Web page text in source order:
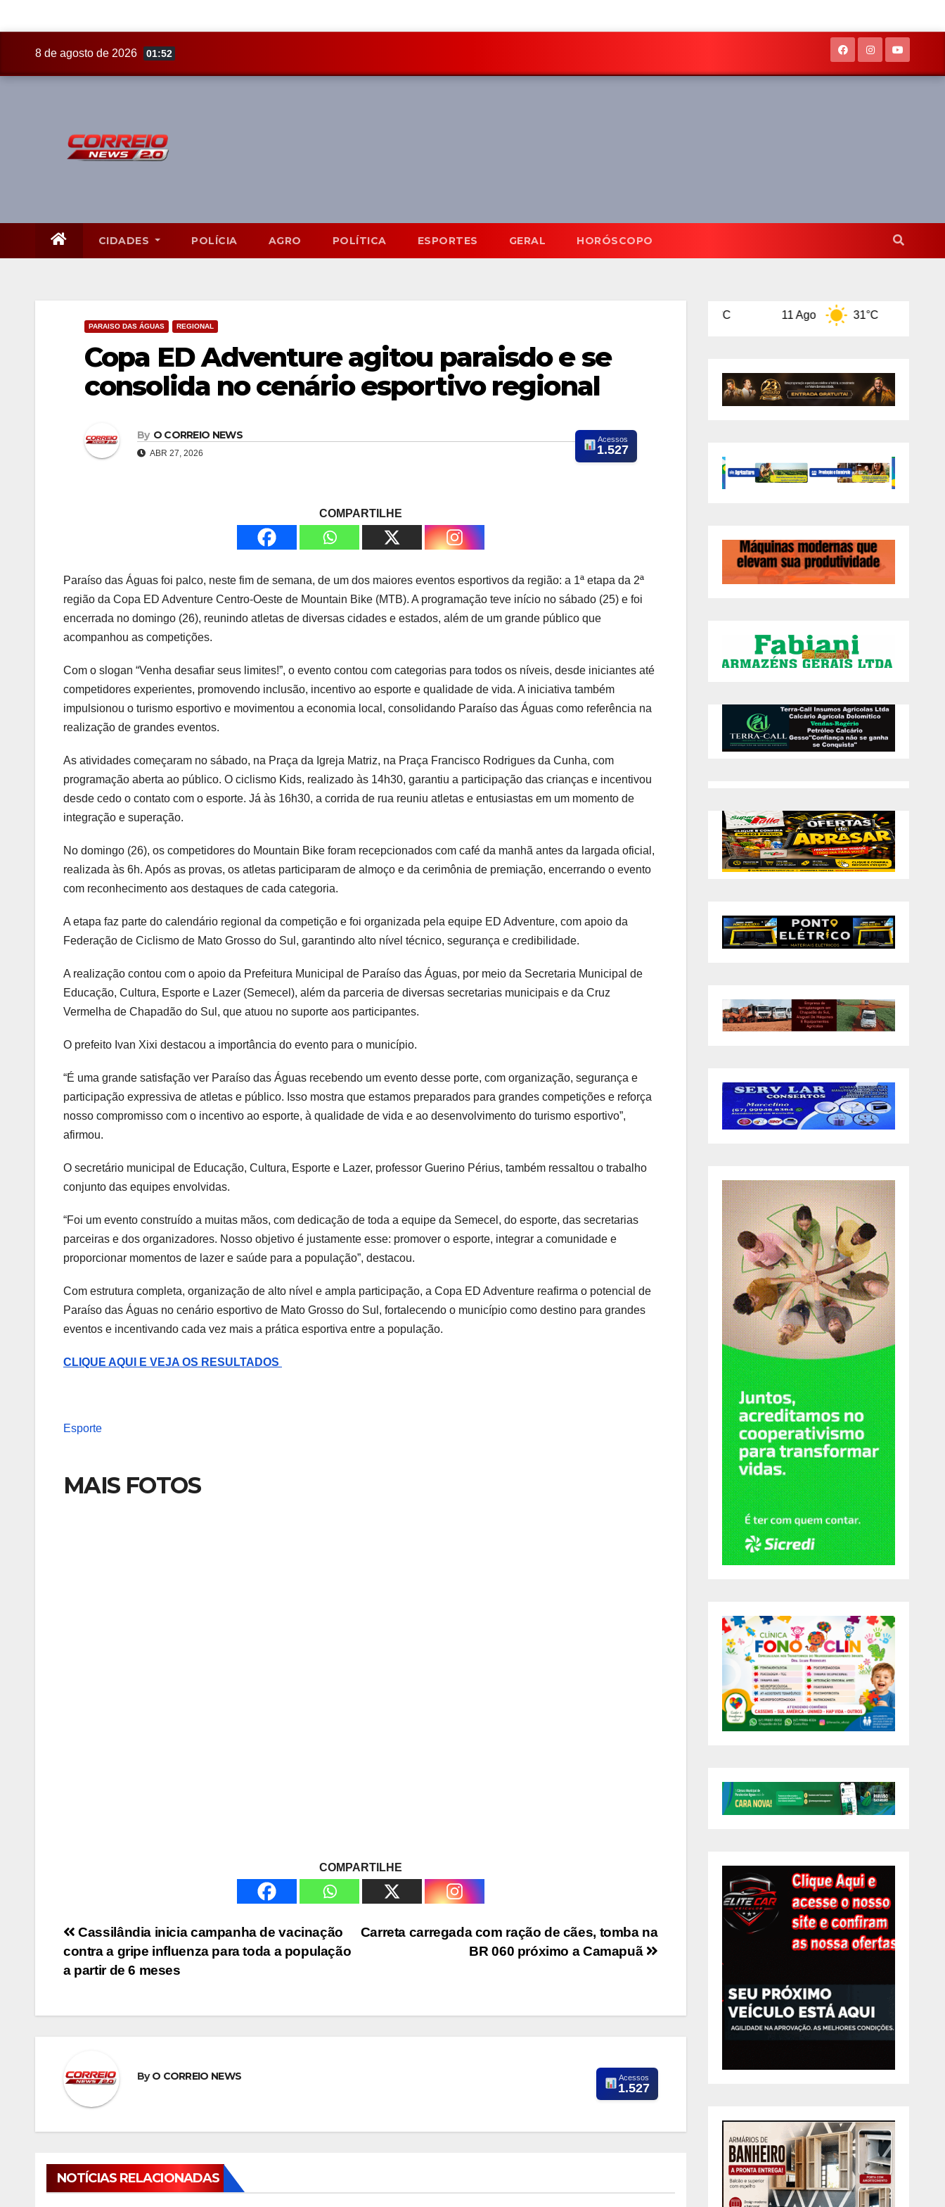
8 de agosto de 2026 01:52
CIDADES POLÍCIA AGRO POLÍTICA ESPORTES GERAL HORÓSCOPO
PARAISO DAS ÁGUAS REGIONAL
Copa ED Adventure agitou paraisdo e se
consolida no cenário esportivo regional
By O CORREIO NEWS
ABR 27, 2026
Acessos
1.527
COMPARTILHE
Paraíso das Águas foi palco, neste fim de semana, de um dos maiores eventos esportivos da região: a 1ª etapa da 2ª
região da Copa ED Adventure Centro-Oeste de Mountain Bike (MTB). A programação teve início no sábado (25) e foi
encerrada no domingo (26), reunindo atletas de diversas cidades e estados, além de um grande público que
acompanhou as competições.
Com o slogan “Venha desafiar seus limites!”, o evento contou com categorias para todos os níveis, desde iniciantes até
competidores experientes, promovendo inclusão, incentivo ao esporte e qualidade de vida. A iniciativa também
impulsionou o turismo esportivo e movimentou a economia local, consolidando Paraíso das Águas como referência na
realização de grandes eventos.
As atividades começaram no sábado, na Praça da Igreja Matriz, na Praça Francisco Rodrigues da Cunha, com
programação aberta ao público. O ciclismo Kids, realizado às 14h30, garantiu a participação das crianças e incentivou
desde cedo o contato com o esporte. Já às 16h30, a corrida de rua reuniu atletas e entusiastas em um momento de
integração e superação.
No domingo (26), os competidores do Mountain Bike foram recepcionados com café da manhã antes da largada oficial,
realizada às 6h. Após as provas, os atletas participaram de almoço e da cerimônia de premiação, encerrando o evento
com reconhecimento aos destaques de cada categoria.
A etapa faz parte do calendário regional da competição e foi organizada pela equipe ED Adventure, com apoio da
Federação de Ciclismo de Mato Grosso do Sul, garantindo alto nível técnico, segurança e credibilidade.
A realização contou com o apoio da Prefeitura Municipal de Paraíso das Águas, por meio da Secretaria Municipal de
Educação, Cultura, Esporte e Lazer (Semecel), além da parceria de diversas secretarias municipais e da Cruz
Vermelha de Chapadão do Sul, que atuou no suporte aos participantes.
O prefeito Ivan Xixi destacou a importância do evento para o município.
“É uma grande satisfação ver Paraíso das Águas recebendo um evento desse porte, com organização, segurança e
participação expressiva de atletas e público. Isso mostra que estamos preparados para grandes competições e reforça
nosso compromisso com o incentivo ao esporte, à qualidade de vida e ao desenvolvimento do turismo esportivo”,
afirmou.
O secretário municipal de Educação, Cultura, Esporte e Lazer, professor Guerino Périus, também ressaltou o trabalho
conjunto das equipes envolvidas.
“Foi um evento construído a muitas mãos, com dedicação de toda a equipe da Semecel, do esporte, das secretarias
parceiras e dos organizadores. Nosso objetivo é justamente esse: promover o esporte, integrar a comunidade e
proporcionar momentos de lazer e saúde para a população”, destacou.
Com estrutura completa, organização de alto nível e ampla participação, a Copa ED Adventure reafirma o potencial de
Paraíso das Águas no cenário esportivo de Mato Grosso do Sul, fortalecendo o município como destino para grandes
eventos e incentivando cada vez mais a prática esportiva entre a população.
CLIQUE AQUI E VEJA OS RESULTADOS
Esporte
MAIS FOTOS
COMPARTILHE
Navegação
de
Carreta carregada com ração de cães, tomba na
BR 060 próximo a Camapuã
Cassilândia inicia campanha de vacinação
contra a gripe influenza para toda a população
a partir de 6 meses
ByO CORREIO NEWS Acessos
1.527
NOTÍCIAS RELACIONADAS
31°C